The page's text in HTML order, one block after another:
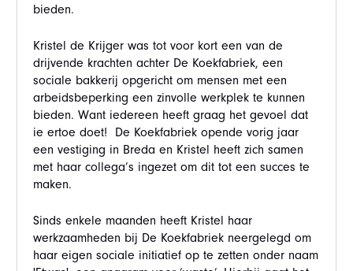
bieden.
Kristel de Krijger was tot voor kort een van de
drijvende krachten achter De Koekfabriek, een
sociale bakkerij opgericht om mensen met een
arbeidsbeperking een zinvolle werkplek te kunnen
bieden. Want iedereen heeft graag het gevoel dat
ie ertoe doet! De Koekfabriek opende vorig jaar
een vestiging in Breda en Kristel heeft zich samen
met haar collega’s ingezet om dit tot een succes te
maken.
Sinds enkele maanden heeft Kristel haar
werkzaamheden bij De Koekfabriek neergelegd om
haar eigen sociale initiatief op te zetten onder naam